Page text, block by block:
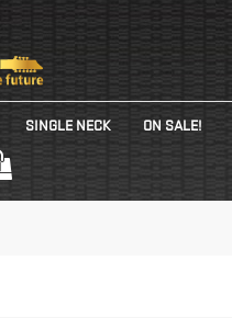
SINGLE NECK ON SALE!